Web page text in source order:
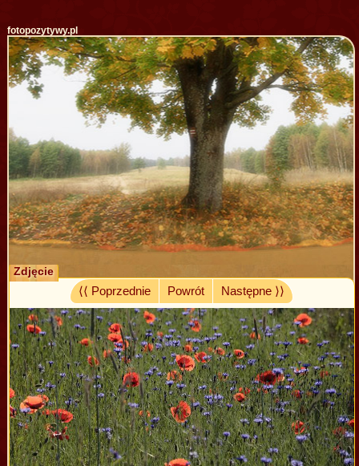
fotopozytywy.pl
Zdjęcie
⟨⟨ Poprzednie
Powrót Następne ⟩⟩